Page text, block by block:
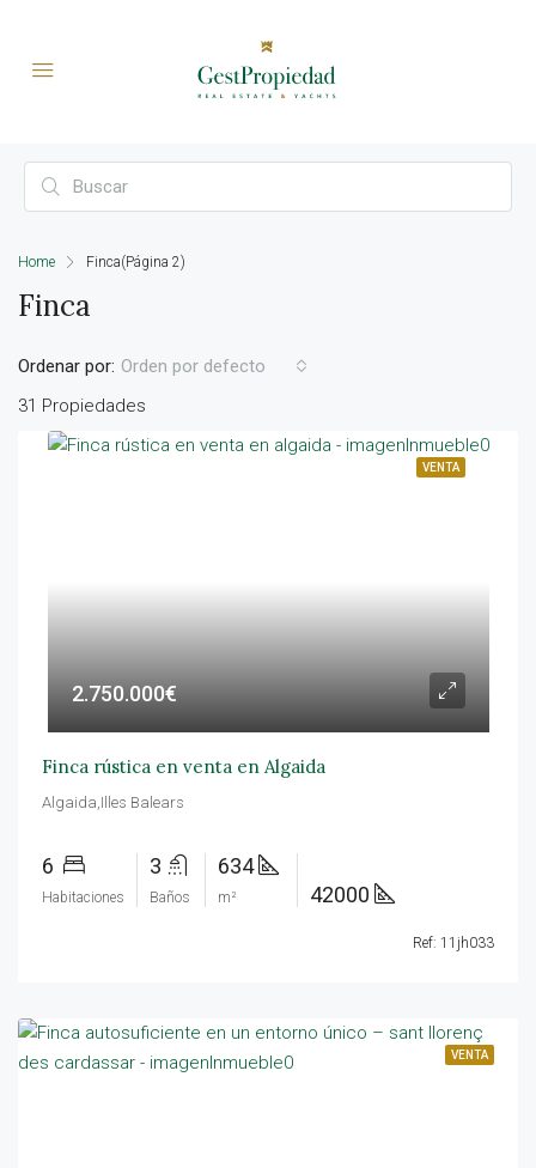
Home Finca(Página 2)
Finca
31 Propiedades
Ordenar por: Orden por defecto
VENTA
2.750.000€
Finca rústica en venta en Algaida
Algaida,Illes Balears
6
Habitaciones
3
Baños
634
m² 42000
Ref: 11jh033
VENTA